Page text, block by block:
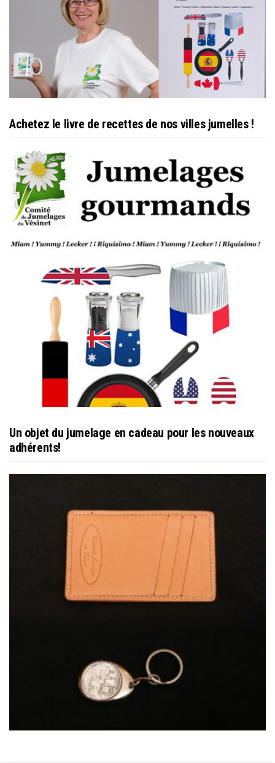
Achetez le livre de recettes de nos villes jumelles !
Un objet du jumelage en cadeau pour les nouveaux
adhérents!